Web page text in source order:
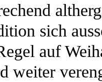
sich
auf
weiter